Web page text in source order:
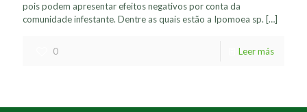
pois podem apresentar efeitos negativos por conta da
comunidade infestante. Dentre as quais estão a Ipomoea sp. […]
0 Leer más